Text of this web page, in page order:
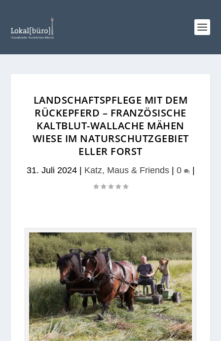
LANDSCHAFTSPFLEGE MIT DEM
RÜCKEPFERD – FRANZÖSISCHE
KALTBLUT-WALLACHE MÄHEN
WIESE IM NATURSCHUTZGEBIET
ELLER FORST
31. Juli 2024| Katz, Maus & Friends| 0 |